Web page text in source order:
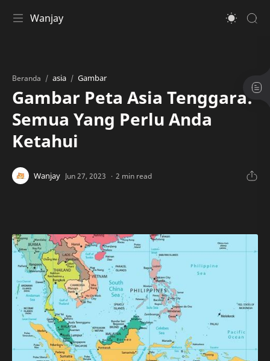
Wanjay
Beranda asia Gambar
Gambar Peta Asia Tenggara:
Semua Yang Perlu Anda
Ketahui
2 min read